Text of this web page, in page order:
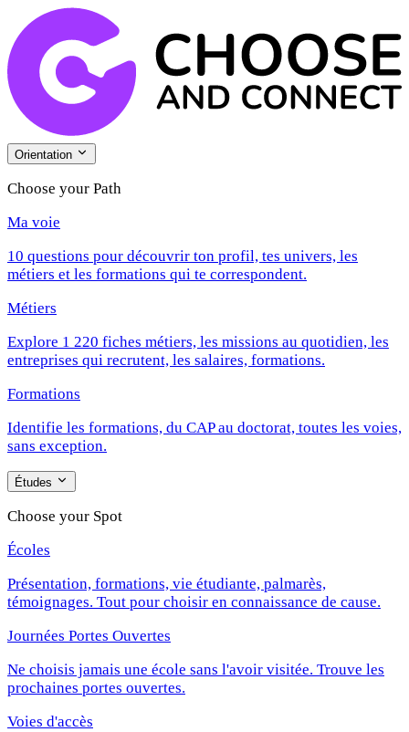
Orientation
Choose your Path
Ma voie
10 questions pour découvrir ton profil, tes univers, les
métiers et les formations qui te correspondent.
Métiers
Explore 1 220 fiches métiers, les missions au quotidien, les
entreprises qui recrutent, les salaires, formations.
Formations
Identifie les formations, du CAP au doctorat, toutes les voies,
sans exception.
Études
Choose your Spot
Écoles
Présentation, formations, vie étudiante, palmarès,
témoignages. Tout pour choisir en connaissance de cause.
Journées Portes Ouvertes
Ne choisis jamais une école sans l'avoir visitée. Trouve les
prochaines portes ouvertes.
Voies d'accès